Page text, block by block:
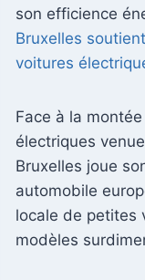
son efficience
Bruxelles
voitures
Face à la
électriques
Bruxelles joue
automobile
locale de petites
modèles